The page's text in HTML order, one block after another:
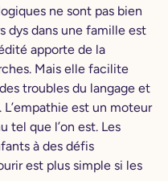
ne sont pas bien
dys dans une famille est
apporte de la
Mais elle facilite
troubles du langage et
est un moteur
tel que l’on est. Les
à des défis
est plus simple si les